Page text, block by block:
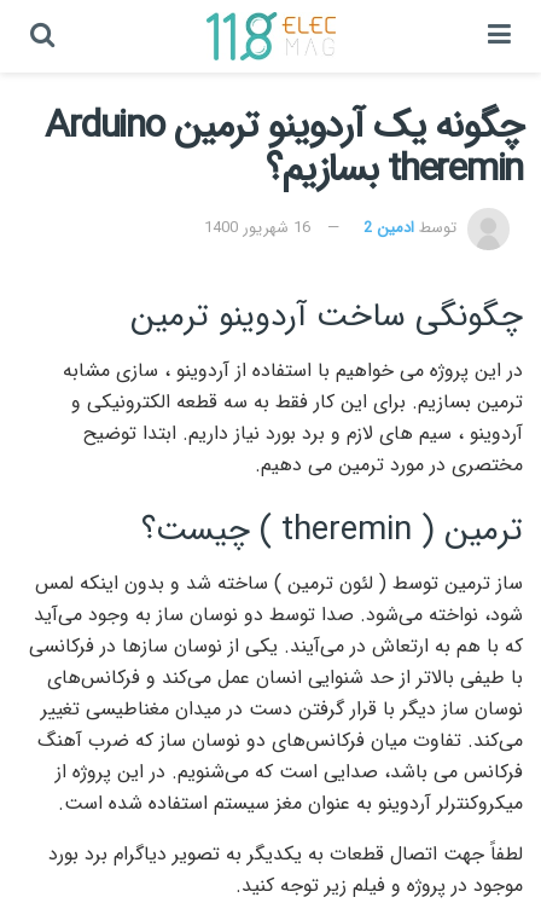
چگونه یک آردوینو ترمین Arduino
theremin بسازیم؟
توسطادمین 2 16 شهریور 1400
چگونگی ساخت آردوینو ترمین
در این پروژه می خواهیم با استفاده از آردوینو ، سازی مشابه
ترمین بسازیم. برای این کار فقط به سه قطعه الکترونیکی و
آردوینو ، سیم های لازم و برد بورد نیاز داریم. ابتدا توضیح
مختصری در مورد ترمین می دهیم.
ترمین ( theremin ) چیست؟
ساز ترمین توسط ( لئون ترمین ) ساخته شد و بدون اینکه لمس
شود، نواخته می‌شود. صدا توسط دو نوسان ساز به وجود می‌آید
که با هم به ارتعاش در می‌آیند. یکی از نوسان سازها در فرکانسی
با طیفی بالاتر از حد شنوایی انسان عمل می‌کند و فرکانس‌های
نوسان ساز دیگر با قرار گرفتن دست در میدان مغناطیسی تغییر
می‌کند. تفاوت میان فرکانس‌های دو نوسان ساز که ضرب آهنگ
فرکانس می باشد، صدایی است که می‌شنویم. در این پروژه از
میکروکنترلر آردوینو به عنوان مغز سیستم استفاده شده است.
لطفاً جهت اتصال قطعات به یکدیگر به تصویر دیاگرام برد بورد
موجود در پروژه و فیلم زیر توجه کنید.